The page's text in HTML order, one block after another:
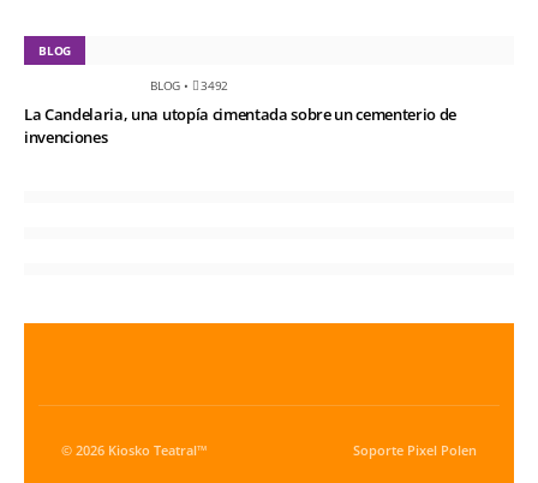
BLOG
BLOG • 3492
La Candelaria, una utopía cimentada sobre un cementerio de
invenciones
© 2026 Kiosko Teatral™ Soporte Pixel Polen